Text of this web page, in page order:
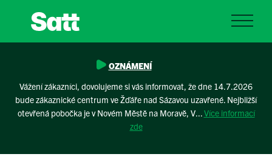
OZNÁMENÍ
Vážení zákazníci, dovolujeme si vás informovat, že dne 14.7.2026
bude zákaznické centrum ve Žďáře nad Sázavou uzavřené. Nejbližší
otevřená pobočka je v Novém Městě na Moravě, V...Více informací
zde